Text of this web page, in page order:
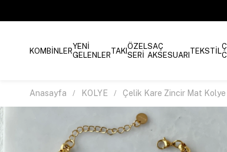
KOMBİNLERYENİ
GELENLERTAKIÖZEL
SERİ
SAÇ
AKSESUARI TEKSTİL
Anasayfa KOLYE Çelik Kare Zincir Mat Kolye